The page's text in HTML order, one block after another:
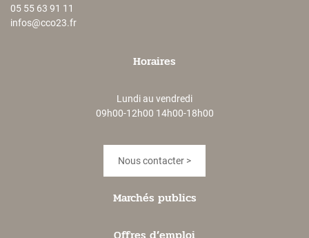
05 55 63 91 11
infos@cco23.fr
Horaires
Lundi au vendredi
09h00-12h00 14h00-18h00
Nous contacter >
Marchés publics